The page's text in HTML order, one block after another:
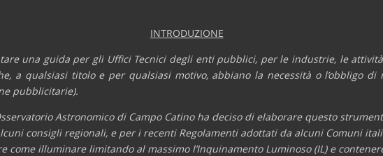
INTRODUZIONE
una guida per gli Uffici Tecnici degli enti pubblici, per le industrie, le
a qualsiasi titolo e per qualsiasi motivo, abbiano la necessità o l’obbligo
pubblicitarie).
Astronomico di Campo Catino ha deciso di elaborare questo
consigli regionali, e per i recenti Regolamenti adottati da alcuni Comuni
come illuminare limitando al massimo l’Inquinamento Luminoso (IL) e